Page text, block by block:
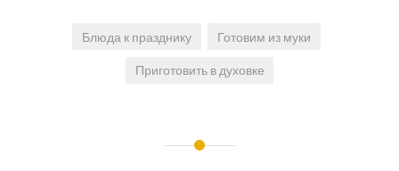
Блюда к празднику Готовим из муки
Приготовить в духовке